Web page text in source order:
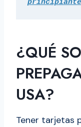
¿QUÉ
USA?
Tener tarjetas